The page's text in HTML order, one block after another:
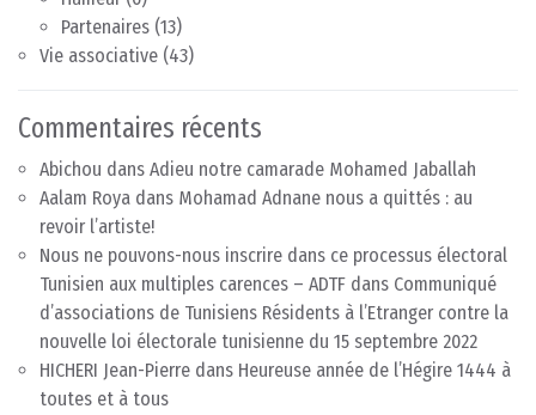
Partenaires (13)
Vie associative (43)
Commentaires récents
Abichou dans Adieu notre camarade Mohamed Jaballah
Aalam Roya dans Mohamad Adnane nous a quittés : au
revoir l’artiste!
Nous ne pouvons-nous inscrire dans ce processus électoral
Tunisien aux multiples carences – ADTF dans Communiqué
d’associations de Tunisiens Résidents à l’Etranger contre la
nouvelle loi électorale tunisienne du 15 septembre 2022
HICHERI Jean-Pierre dans Heureuse année de l’Hégire 1444 à
toutes et à tous